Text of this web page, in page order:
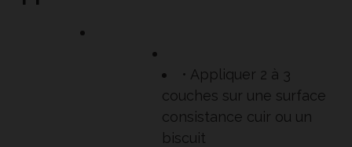
• Appliquer 2 à 3
couches sur une surface
consistance cuir ou un
biscuit